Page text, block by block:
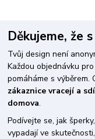
Děkujeme, že
Tvůj design není
Každou objednávku
pomáháme s výběrem.
zákaznice vracejí a
domova.
Podívejte se, jak
vypadají ve